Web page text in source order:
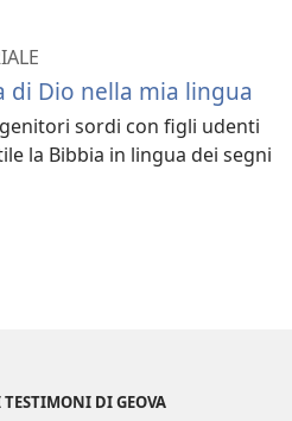
di Dio nella mia lingua
sordi con figli udenti
la Bibbia in lingua dei segni
DI GEOVA